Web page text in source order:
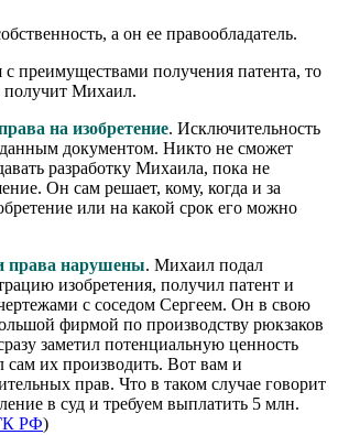
а он ее правообладатель.
с преимуществами получения патента, то
получит Михаил.
на изобретение. Исключительность
документом. Никто не сможет
разработку Михаила, пока не
Он сам решает, кому, когда и за
или на какой срок его можно
права нарушены. Михаил подал
изобретения, получил патент и
с соседом Сергеем. Он в свою
фирмой по производству рюкзаков
заметил потенциальную ценность
сам их производить. Вот вам и
прав. Что в таком случае говорит
в суд и требуем выплатить 5 млн.
РФ)